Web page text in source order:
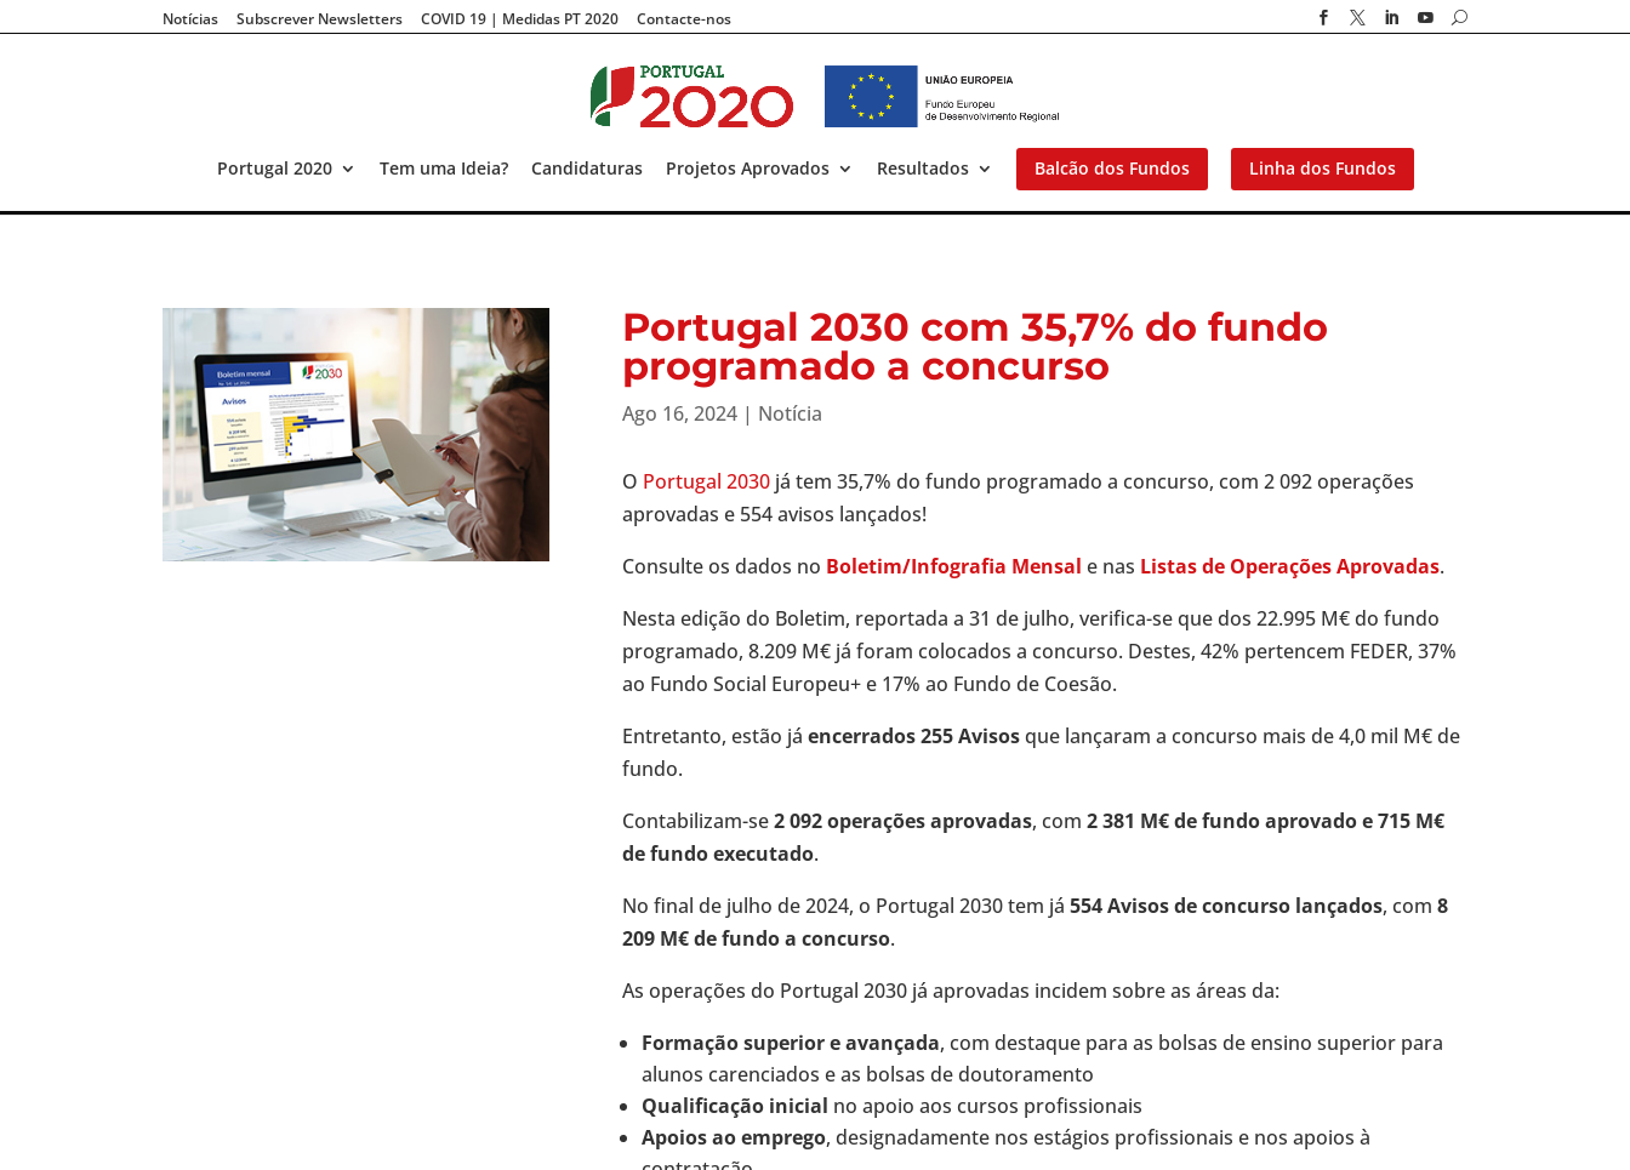
Notícias Subscrever Newsletters COVID 19 | Medidas PT 2020 Contacte-nos     U
Portugal 2020 Tem uma Ideia? Candidaturas Projetos Aprovados Resultados Balcão dos Fundos Linha dos Fundos
Portugal 2030 com 35,7% do fundo
programado a concurso
Ago 16, 2024| Notícia
O Portugal 2030já tem 35,7% do fundo programado a concurso, com 2 092 operações
aprovadas e 554 avisos lançados!
Consulte os dados no Boletim/Infografia Mensal e nas Listas de Operações Aprovadas.
Nesta edição do Boletim, reportada a 31 de julho, verifica-se que dos 22.995 M€ do fundo
programado, 8.209 M€ já foram colocados a concurso. Destes, 42% pertencem FEDER, 37%
ao Fundo Social Europeu+ e 17% ao Fundo de Coesão.
Entretanto, estão já encerrados 255 Avisosque lançaram a concurso mais de 4,0 mil M€ de
fundo.
Contabilizam-se2 092 operações aprovadas, com 2 381 M€ de fundo aprovado e 715 M€
de fundo executado.
No final de julho de 2024, o Portugal 2030 tem já 554 Avisos de concurso lançados, com 8
209 M€ de fundo a concurso.
As operações do Portugal 2030 já aprovadas incidem sobre as áreas da:
Formação superior e avançada, com destaque para as bolsas de ensino superior para
alunos carenciados e as bolsas de doutoramento
Qualificação inicial no apoio aos cursos profissionais
Apoios ao emprego, designadamente nos estágios profissionais e nos apoios à